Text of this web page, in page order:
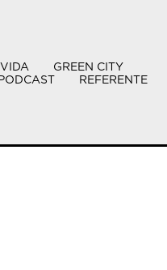
GREEN CITY
REFERENTE